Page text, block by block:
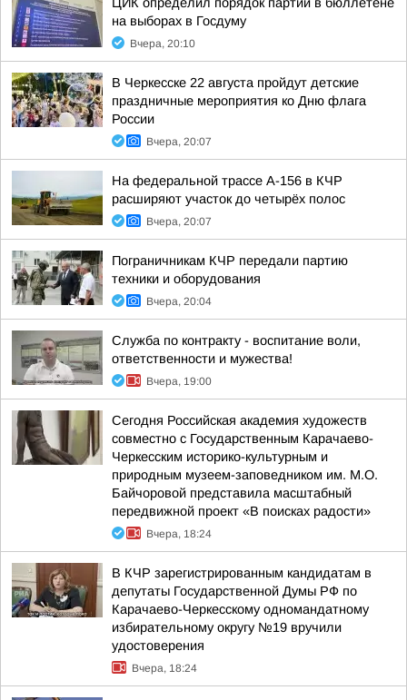
на выборах в Госдуму
Вчера, 20:10
В Черкесске 22 августа пройдут детские
праздничные мероприятия ко Дню флага
России
Вчера, 20:07
На федеральной трассе А-156 в КЧР
расширяют участок до четырёх полос
Вчера, 20:07
Пограничникам КЧР передали партию
техники и оборудования
Вчера, 20:04
Служба по контракту - воспитание воли,
ответственности и мужества!
Вчера, 19:00
Сегодня Российская академия художеств
совместно с Государственным Карачаево-
Черкесским историко-культурным и
природным музеем-заповедником им. М.О.
Байчоровой представила масштабный
передвижной проект «В поисках радости»
Вчера, 18:24
В КЧР зарегистрированным кандидатам в
депутаты Государственной Думы РФ по
Карачаево-Черкесскому одномандатному
избирательному округу №19 вручили
удостоверения
Вчера, 18:24